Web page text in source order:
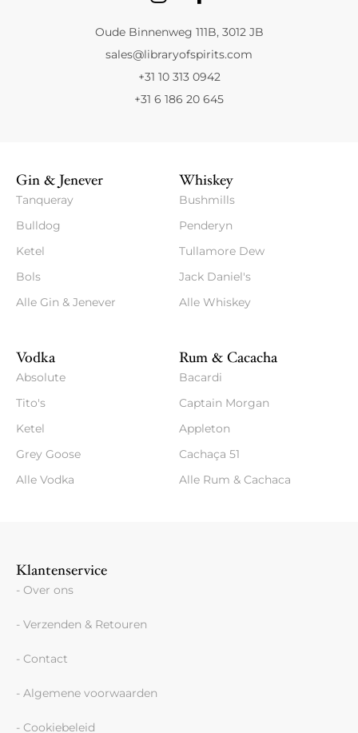
Oude Binnenweg 111B, 3012 JB
sales@libraryofspirits.com
+31 10 313 0942
+31 6 186 20 645
Gin & Jenever
Tanqueray
Bulldog
Ketel
Bols
Alle Gin & Jenever
Whiskey
Bushmills
Penderyn
Tullamore Dew
Jack Daniel's
Alle Whiskey
Vodka
Absolute
Tito's
Ketel
Grey Goose
Alle Vodka
Rum & Cacacha
Bacardi
Captain Morgan
Appleton
Cachaça 51
Alle Rum & Cachaca
Klantenservice
- Over ons
- Verzenden & Retouren
- Contact
- Algemene voorwaarden
- Cookiebeleid